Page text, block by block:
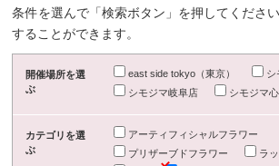
条件を選んで「検索ボタン」を押してくださ
することができます。
開催場所を選
ぶ
east side tokyo（東京）
シ
シモジマ岐阜店
シモジマ
カテゴリを選
ぶ
アーティフィシャルフラワー
プリザーブドフラワー
ラ